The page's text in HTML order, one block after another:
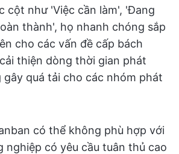
cột như 'Việc cần làm', 'Đang
thành', họ nhanh chóng sắp
cho các vấn đề cấp bách
thiện dòng thời gian phát
gây quá tải cho các nhóm phát
có thể không phù hợp với
nghiệp có yêu cầu tuân thủ cao